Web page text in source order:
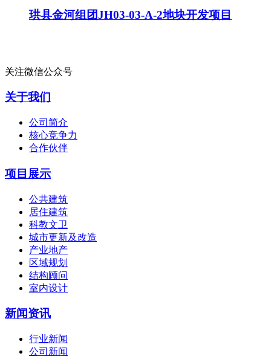
珙县金河组团JH03-03-A-2地块开发项目
关注微信公众号
关于我们
公司简介
核心竞争力
合作伙伴
项目展示
公共建筑
居住建筑
科教文卫
城市更新及改造
产业地产
区域规划
结构顾问
室内设计
新闻资讯
行业新闻
公司新闻